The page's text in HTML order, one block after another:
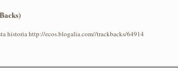
historia http://ecos.blogalia.com//trackbacks/64914